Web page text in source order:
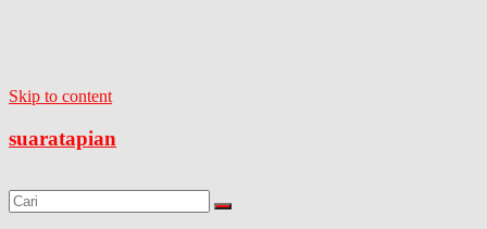
Skip to content
suaratapian